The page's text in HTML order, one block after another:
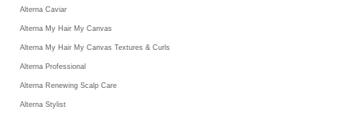
Alterna Caviar
Alterna My Hair My Canvas
Alterna My Hair My Canvas Textures & Curls
Alterna Professional
Alterna Renewing Scalp Care
Alterna Stylist